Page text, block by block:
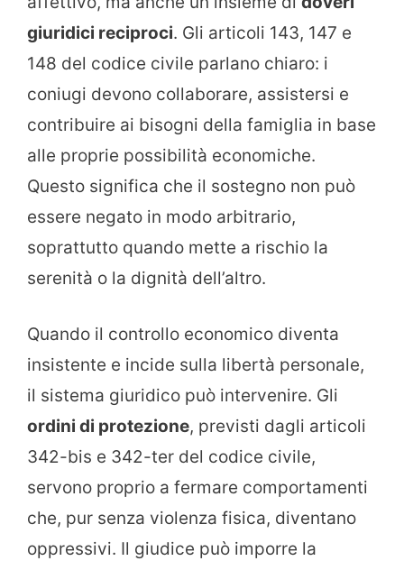
giuridici reciproci. Gli articoli 143, 147 e
148 del codice civile parlano chiaro: i
coniugi devono collaborare, assistersi e
contribuire ai bisogni della famiglia in base
alle proprie possibilità economiche.
Questo significa che il sostegno non può
essere negato in modo arbitrario,
soprattutto quando mette a rischio la
serenità o la dignità dell’altro.
Quando il controllo economico diventa
insistente e incide sulla libertà personale,
il sistema giuridico può intervenire. Gli
ordini di protezione, previsti dagli articoli
342-bis e 342-ter del codice civile,
servono proprio a fermare comportamenti
che, pur senza violenza fisica, diventano
oppressivi. Il giudice può imporre la